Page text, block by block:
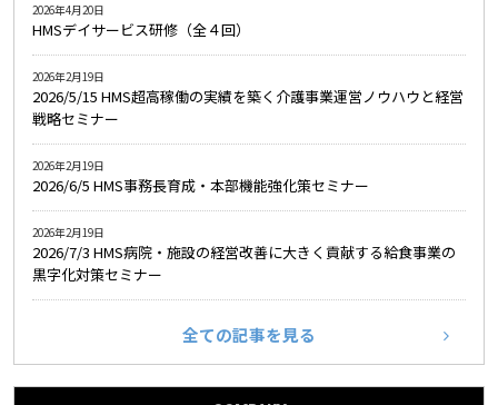
HMSデイサービス研修（全４回）
2026年4月20日
2026/5/15 HMS超高稼働の実績を築く介護事業運営ノウハウと経営
戦略セミナー
2026年2月19日
2026/6/5 HMS事務長育成・本部機能強化策セミナー
2026年2月19日
2026/7/3 HMS病院・施設の経営改善に大きく貢献する給食事業の
黒字化対策セミナー
2026年2月19日
全ての記事を見る